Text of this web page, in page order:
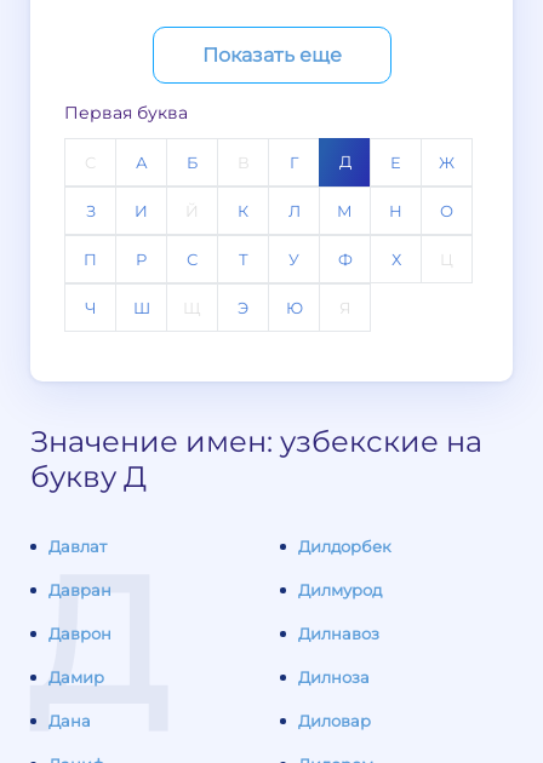
Показать еще
Первая буква
C А Б В Г Д Е Ж
З И Й К Л М Н О
П Р С Т У Ф Х Ц
Ч Ш Э Ю Я
Значение имен: узбекские на
букву Д
Д
Давлат
Давран
Даврон
Дамир
Дана
Дилдорбек
Дилмурод
Дилнавоз
Дилноза
Диловар